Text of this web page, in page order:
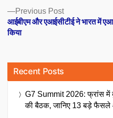
Previous PostPrevious
post:
आईबीएम और एआईसीटीई ने भारत में
किया
Recent Posts
G7 Summit 2026: फ्रांस में
की बैठक, जानिए 13 बड़े फैसले